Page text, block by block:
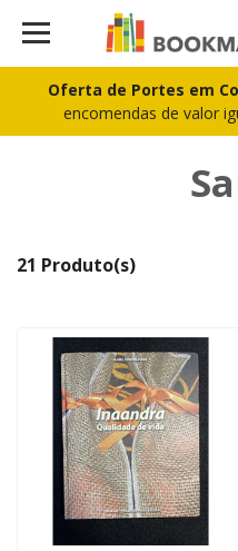
Oferta de Portes em
encomendas de valor
21 Produto(s)